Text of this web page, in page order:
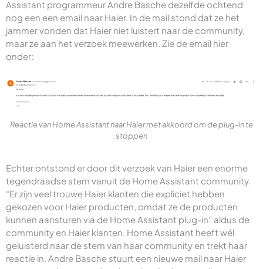
Assistant programmeur Andre Basche dezelfde ochtend
nog een een email naar Haier. In de mail stond dat ze het
jammer vonden dat Haier niet luistert naar de community,
maar ze aan het verzoek meewerken. Zie de email hier
onder:
Reactie van Home Assistant naar Haier met akkoord om de plug-in te
stoppen
Echter ontstond er door dit verzoek van Haier een enorme
tegendraadse stem vanuit de Home Assistant community.
“Er zijn veel trouwe Haier klanten die expliciet hebben
gekozen voor Haier producten, omdat ze de producten
kunnen aansturen via de Home Assistant plug-in” aldus de
community en Haier klanten. Home Assistant heeft wél
geluisterd naar de stem van haar community en trekt haar
reactie in. Andre Basche stuurt een nieuwe mail naar Haier